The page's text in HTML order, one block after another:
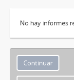
No hay informes